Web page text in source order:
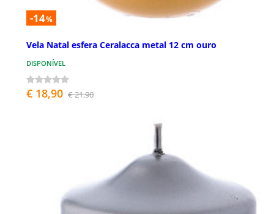
-14%
Vela Natal esfera Ceralacca metal 12 cm ouro
DISPONÍVEL
€ 18,90 € 21,90